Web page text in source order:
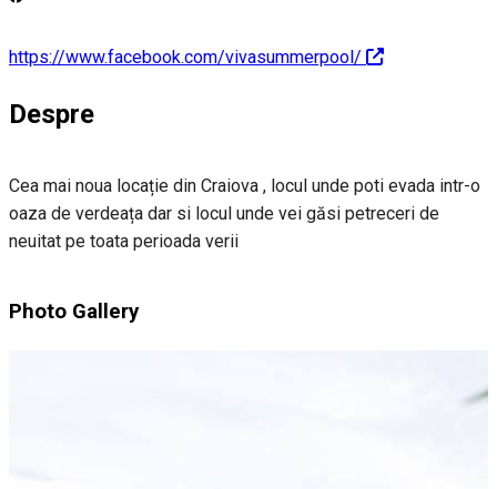
https://www.facebook.com/vivasummerpool/
Despre
Cea mai noua locație din Craiova , locul unde poti evada intr-o
oaza de verdeața dar si locul unde vei găsi petreceri de
neuitat pe toata perioada verii
Photo Gallery